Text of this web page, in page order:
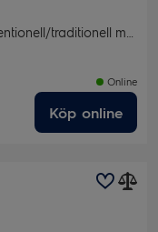
Snabbgrill, Grill, Bakning med fukt
Online
Köp online